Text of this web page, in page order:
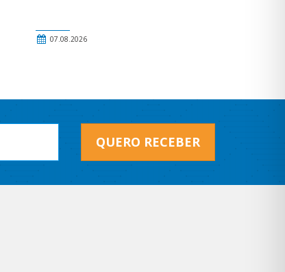
07.08.2026
QUERO RECEBER